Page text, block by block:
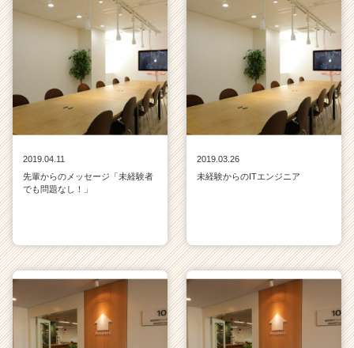
2019.04.11
先輩からのメッセージ「未経験者
でも問題なし！」
2019.03.26
未経験からのITエンジニア